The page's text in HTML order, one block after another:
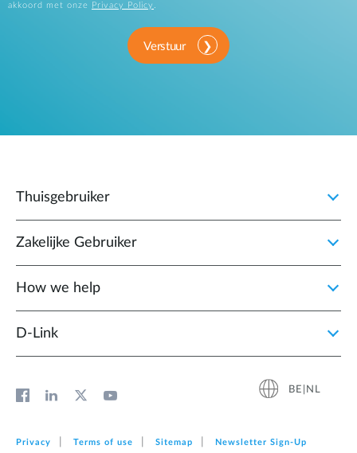
akkoord met onze
Privacy Policy .
Verstuur
Thuisgebruiker
Zakelijke Gebruiker
How we help
D‑Link
BE|NL
Privacy Terms of use Sitemap Newsletter Sign‑Up